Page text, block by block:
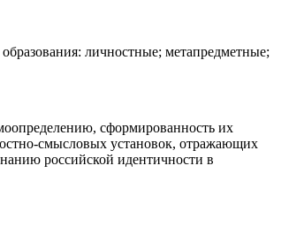
личностные; метапредметные;
сформированность их
смысловых установок, отражающих
российской идентичности в